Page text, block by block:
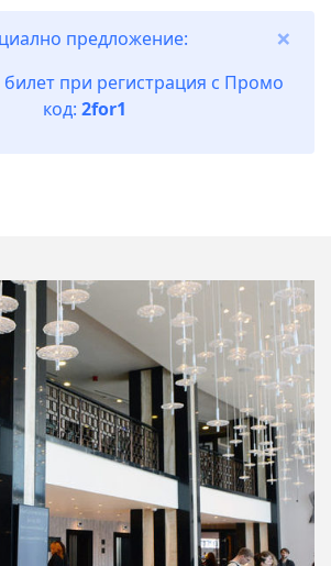
×
предложение:
при регистрация с Промо
код: 2for1